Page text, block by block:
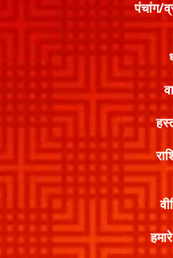
पंचांग/